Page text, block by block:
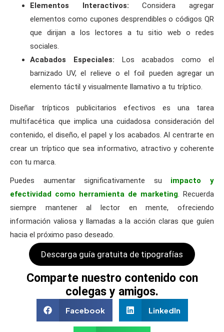
Elementos Interactivos: Considera agregar
elementos como cupones desprendibles o códigos QR
que dirijan a los lectores a tu sitio web o redes
sociales.
Acabados Especiales: Los acabados como el
barnizado UV, el relieve o el foil pueden agregar un
elemento táctil y visualmente llamativo a tu tríptico.
Diseñar trípticos publicitarios efectivos es una tarea
multifacética que implica una cuidadosa consideración del
contenido, el diseño, el papel y los acabados. Al centrarte en
crear un tríptico que sea informativo, atractivo y coherente
con tu marca.
Puedes aumentar significativamente su impacto y
efectividad como herramienta de marketing. Recuerda
siempre mantener al lector en mente, ofreciendo
información valiosa y llamadas a la acción claras que guíen
hacia el próximo paso deseado.
Descarga guía gratuita de tipografías
Comparte nuestro contenido con
colegas y amigos.
Facebook LinkedIn